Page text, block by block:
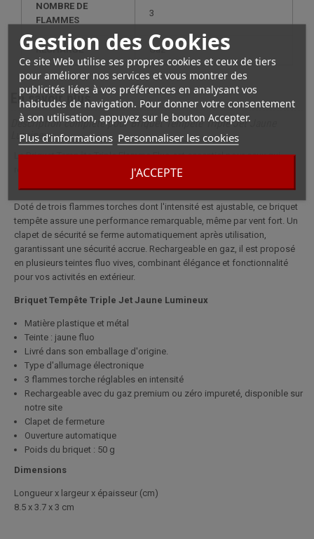
Gestion des Cookies
Ce site Web utilise ses propres cookies et ceux de tiers
pour améliorer nos services et vous montrer des
publicités liées à vos préférences en analysant vos
habitudes de navigation. Pour donner votre consentement
à son utilisation, appuyez sur le bouton Accepter.
Plus d'informations Personnaliser les cookies
J'ACCEPTE
NOMBRE DE
FLAMMES
3
RECHARGE gaz
En savoir plus
Description complète pour Briquet Tempête Triple Jet Jaune
Lumineux
Le Briquet Tempête Triple Flamme Fluo est essentiel pour ceux qui
recherchent une flamme robuste et fiable.
Doté de trois flammes torches dont l'intensité est ajustable, ce briquet
tempête assure une performance remarquable, même par vent fort. Un
clapet de sécurité se ferme automatiquement après utilisation,
garantissant une sécurité accrue. Rechargeable en gaz, il est proposé
en plusieurs teintes fluo vives, combinant élégance et fonctionnalité
pour vos activités en extérieur.
Briquet Tempête Triple Jet Jaune Lumineux
Matière plastique et métal
Teinte : jaune fluo
Livré dans son emballage d'origine.
Type d'allumage électronique
3 flammes torche réglables en intensité
Rechargeable avec du gaz premium ou zéro impureté, disponible sur
notre site
Clapet de fermeture
Ouverture automatique
Poids du briquet : 50 g
Dimensions
Longueur x largeur x épaisseur (cm)
8.5 x 3.7 x 3 cm